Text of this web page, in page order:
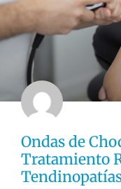
Ondas de
Tratamiento